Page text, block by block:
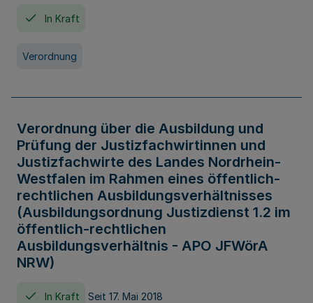
In Kraft
Verordnung
Verordnung über die Ausbildung und
Prüfung der Justizfachwirtinnen und
Justizfachwirte des Landes Nordrhein-
Westfalen im Rahmen eines öffentlich-
rechtlichen Ausbildungsverhältnisses
(Ausbildungsordnung Justizdienst 1.2 im
öffentlich-rechtlichen
Ausbildungsverhältnis - APO JFWörA
NRW)
In Kraft Seit 17. Mai 2018